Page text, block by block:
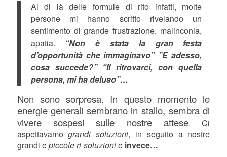
Al di là delle formule di rito infatti, molte
persone mi hanno scritto rivelando un
sentimento di grande frustrazione, malinconia,
apatia. “Non è stata la gran festa
d’opportunità che immaginavo” ”E adesso,
cosa succede?” “Il ritrovarci, con quella
persona, mi ha deluso”…
Non sono sorpresa. In questo momento le
energie generali sembrano in stallo, sembra di
vivere sospesi sulle nostre attese.Ci
aspettavamograndi soluzioni, in seguito a nostre
grandi epiccole ri-soluzionie invece…